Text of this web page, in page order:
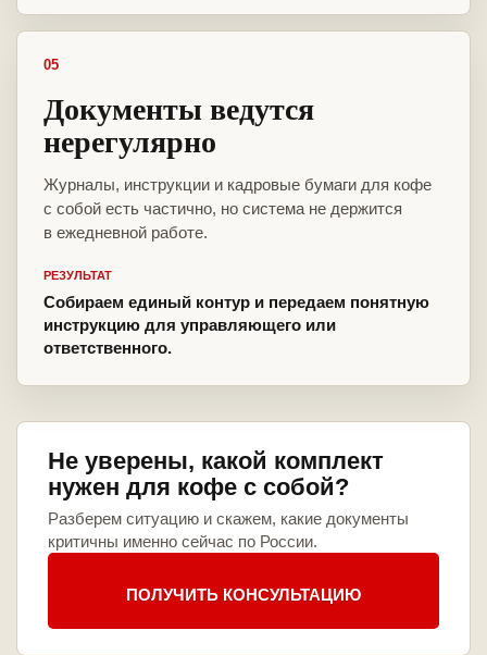
05
Документы ведутся
нерегулярно
Журналы, инструкции и кадровые бумаги для кофе
с собой есть частично, но система не держится
в ежедневной работе.
РЕЗУЛЬТАТ
Собираем единый контур и передаем понятную
инструкцию для управляющего или
ответственного.
Не уверены, какой комплект
нужен для кофе с собой?
Разберем ситуацию и скажем, какие документы
критичны именно сейчас по России.
ПОЛУЧИТЬ КОНСУЛЬТАЦИЮ